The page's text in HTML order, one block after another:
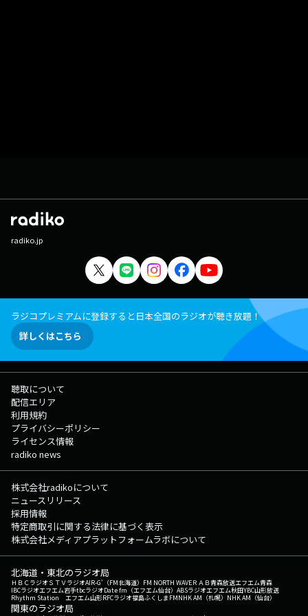
radiko.jp
ラジコプレミアムに登録すると日本全国のラジオが聴き放題！
詳しくはこちら
聴取について
配信エリア
利用規約
プライバシーポリシー
ライセンス情報
radiko news
株式会社radikoについて
ニュースリリース
採用情報
特定商取引に関する法律に基づく表示
株式会社メディアプラットフォームラボについて
北海道・東北のラジオ局
ＨＢＣラジオＳＴＶラジオAIR-G'（FM北海道） FM NORTH WAVEＲＡＢ青森放送エフエム青森
IBCラジオエフエム岩手tbcラジオDate fm（エフエム仙台） ABSラジオエフエム秋田YBC山形放送
Rhythm Station エフエム山形RFCラジオ福島ふくしまFMNHK AM（札幌） NHK AM（仙台）
関東のラジオ局